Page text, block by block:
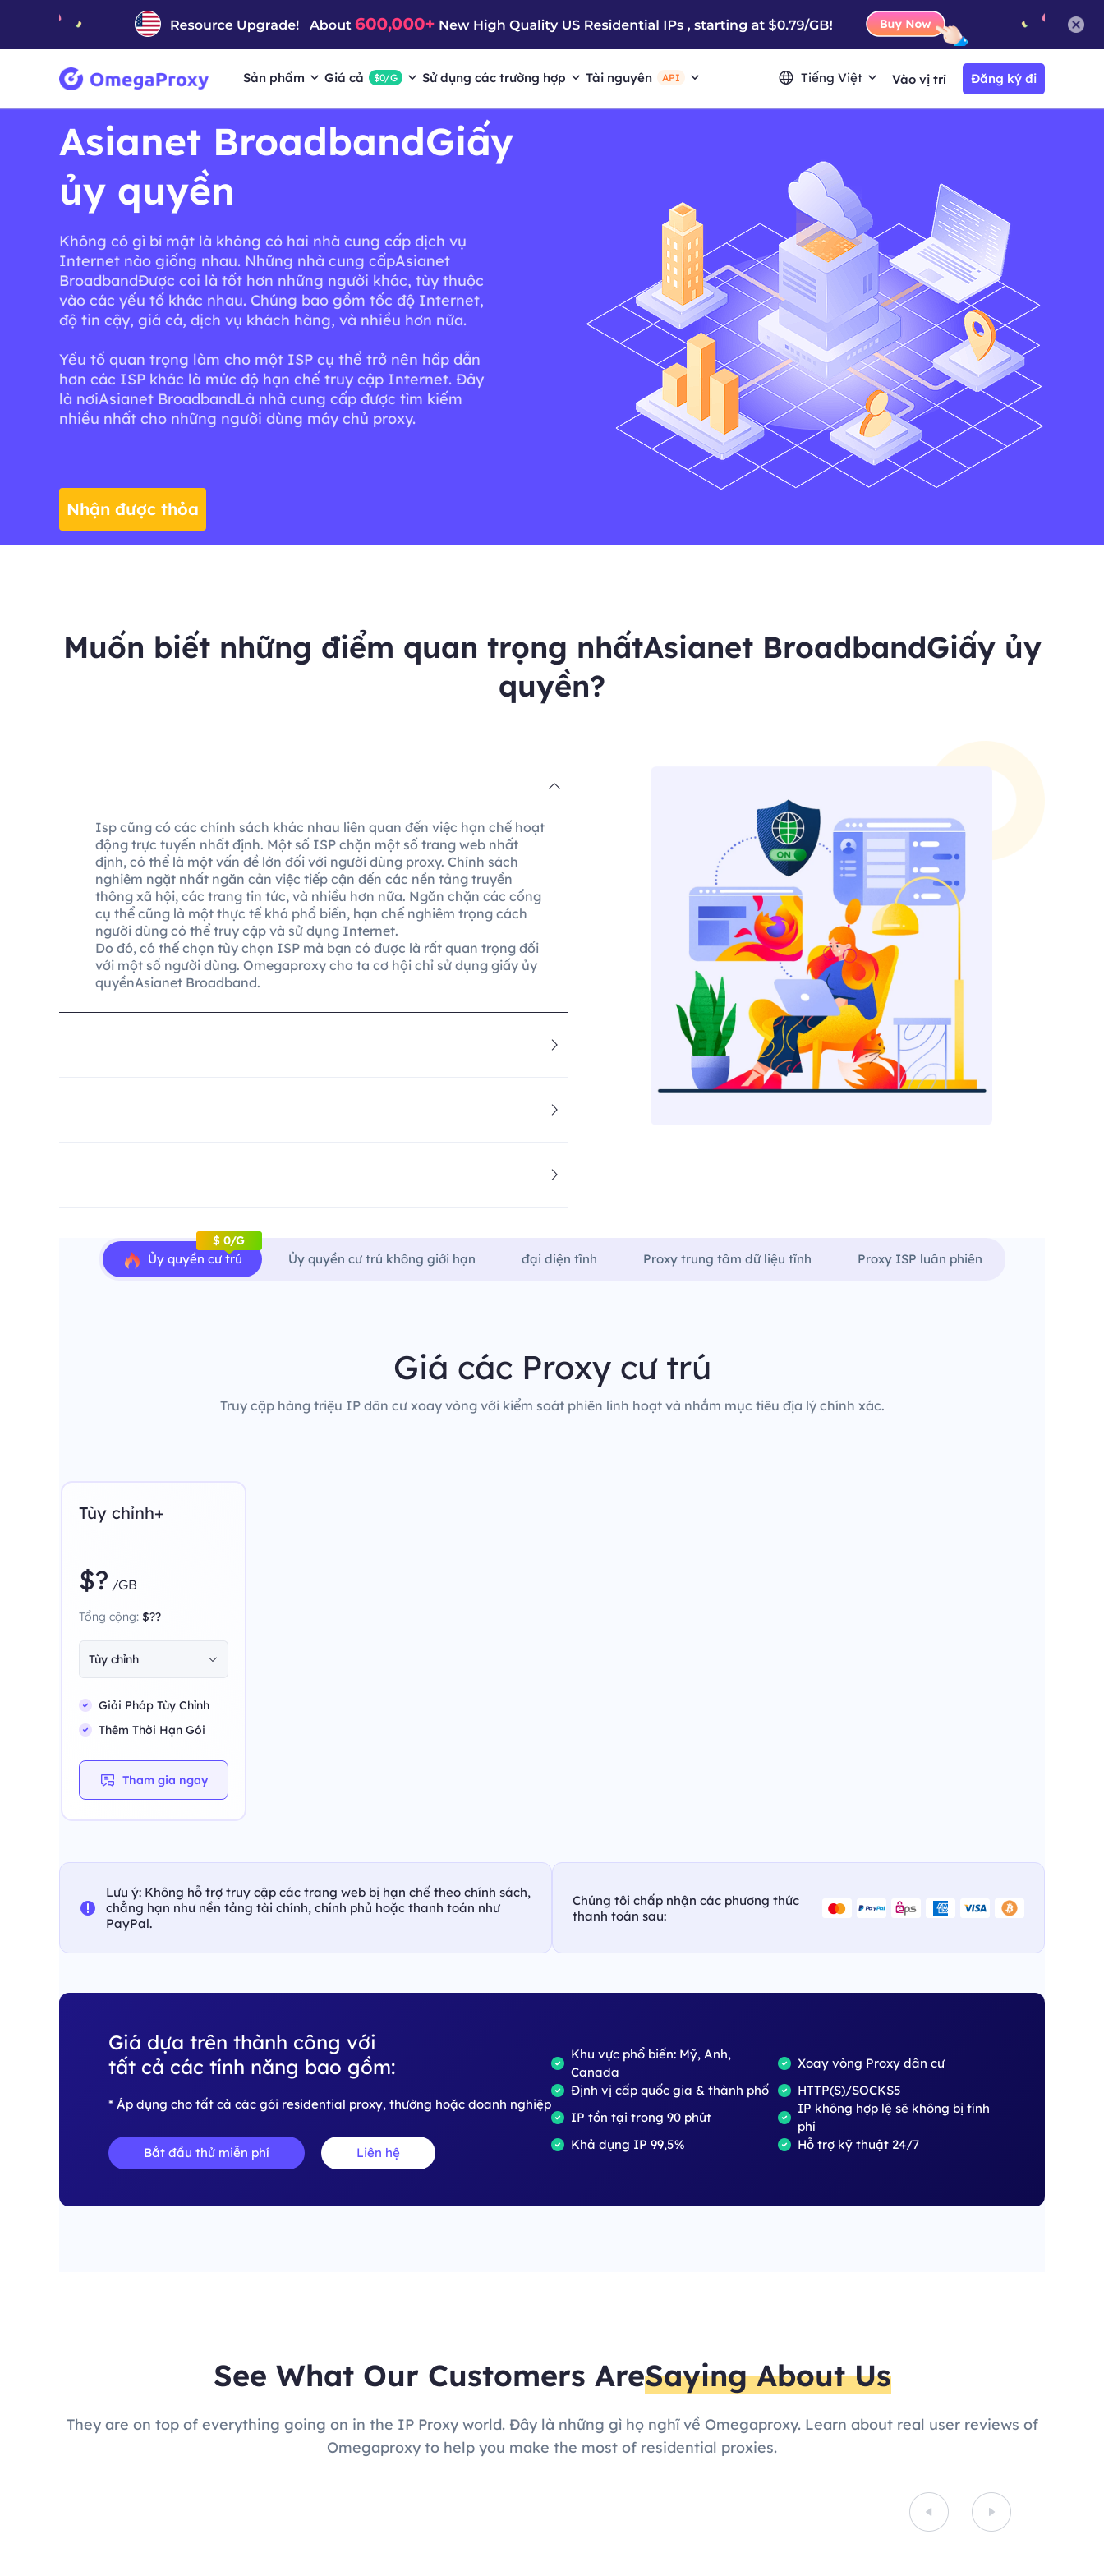
Sản phẩm Giá cả $0/G Sử dụng các trường hợp Tài nguyên API Tiếng Việt Vào vị trí Đăng ký đi
Asianet BroadbandGiấy
ủy quyền
Không có gì bí mật là không có hai nhà cung cấp dịch vụ
Internet nào giống nhau. Những nhà cung cấpAsianet
BroadbandĐược coi là tốt hơn những người khác, tùy thuộc
vào các yếu tố khác nhau. Chúng bao gồm tốc độ Internet,
độ tin cậy, giá cả, dịch vụ khách hàng, và nhiều hơn nữa.
Yếu tố quan trọng làm cho một ISP cụ thể trở nên hấp dẫn
hơn các ISP khác là mức độ hạn chế truy cập Internet. Đây
là nơiAsianet BroadbandLà nhà cung cấp được tìm kiếm
nhiều nhất cho những người dùng máy chủ proxy.
Nhận được thỏa
thuận
Muốn biết những điểm quan trọng nhấtAsianet BroadbandGiấy ủy
quyền?
Isp cũng có các chính sách khác nhau liên quan đến việc hạn chế hoạt
động trực tuyến nhất định. Một số ISP chặn một số trang web nhất
định, có thể là một vấn đề lớn đối với người dùng proxy. Chính sách
nghiêm ngặt nhất ngăn cản việc tiếp cận đến các nền tảng truyền
thông xã hội, các trang tin tức, và nhiều hơn nữa. Ngăn chặn các cổng
cụ thể cũng là một thực tế khá phổ biến, hạn chế nghiêm trọng cách
người dùng có thể truy cập và sử dụng Internet.
Do đó, có thể chọn tùy chọn ISP mà bạn có được là rất quan trọng đối
với một số người dùng. Omegaproxy cho ta cơ hội chỉ sử dụng giấy ủy
quyềnAsianet Broadband.
Ủy quyền cư trú
$ 0/G
Ủy quyền cư trú không giới hạn đại diện tĩnh Proxy trung tâm dữ liệu tĩnh Proxy ISP luân phiên
Giá các Proxy cư trú
Truy cập hàng triệu IP dân cư xoay vòng với kiểm soát phiên linh hoạt và nhắm mục tiêu địa lý chính xác.
Tùy chỉnh+
$? /GB
Tổng cộng: $??
Tùy chỉnh
Giải Pháp Tùy Chỉnh
Thêm Thời Hạn Gói
Tham gia ngay
Lưu ý: Không hỗ trợ truy cập các trang web bị hạn chế theo chính sách,
chẳng hạn như nền tảng tài chính, chính phủ hoặc thanh toán như
PayPal.
Chúng tôi chấp nhận các phương thức
thanh toán sau:
Giá dựa trên thành công với
tất cả các tính năng bao gồm:
* Áp dụng cho tất cả các gói residential proxy, thường hoặc doanh nghiệp
Bắt đầu thử miễn phí Liên hệ
Khu vực phổ biến: Mỹ, Anh,
Canada
Xoay vòng Proxy dân cư
Định vị cấp quốc gia & thành phố
HTTP(S)/SOCKS5
IP tồn tại trong 90 phút
IP không hợp lệ sẽ không bị tính
phí
Khả dụng IP 99,5%
Hỗ trợ kỹ thuật 24/7
See What Our Customers AreSaying About Us
They are on top of everything going on in the IP Proxy world. Đây là những gì họ nghĩ về Omegaproxy. Learn about real user reviews of
Omegaproxy to help you make the most of residential proxies.